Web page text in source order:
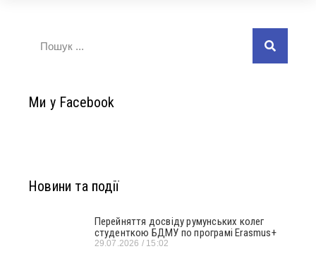
Ми у Facebook
Новини та події
Перейняття досвіду румунських колег
студенткою БДМУ по програмі Erasmus+
29.07.2026 15:02